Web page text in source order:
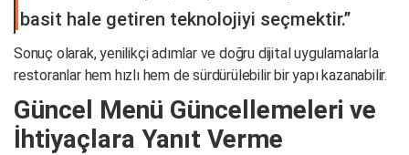
basit hale getiren teknolojiyi seçmektir.”
Sonuç olarak, yenilikçi adımlar ve doğru dijital uygulamalarla
restoranlar hem hızlı hem de sürdürülebilir bir yapı kazanabilir.
Güncel Menü Güncellemeleri ve
İhtiyaçlara Yanıt Verme